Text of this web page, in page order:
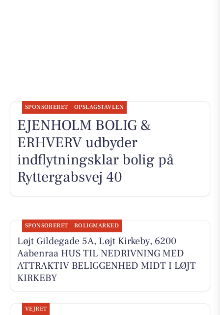
SPONSORERET OPSLAGSTAVLEN
EJENHOLM BOLIG &
ERHVERV udbyder
indflytningsklar bolig på
Ryttergabsvej 40
SPONSORERET BOLIGMARKED
Løjt Gildegade 5A, Løjt Kirkeby, 6200
Aabenraa HUS TIL NEDRIVNING MED
ATTRAKTIV BELIGGENHED MIDT I LØJT
KIRKEBY
VEJRET